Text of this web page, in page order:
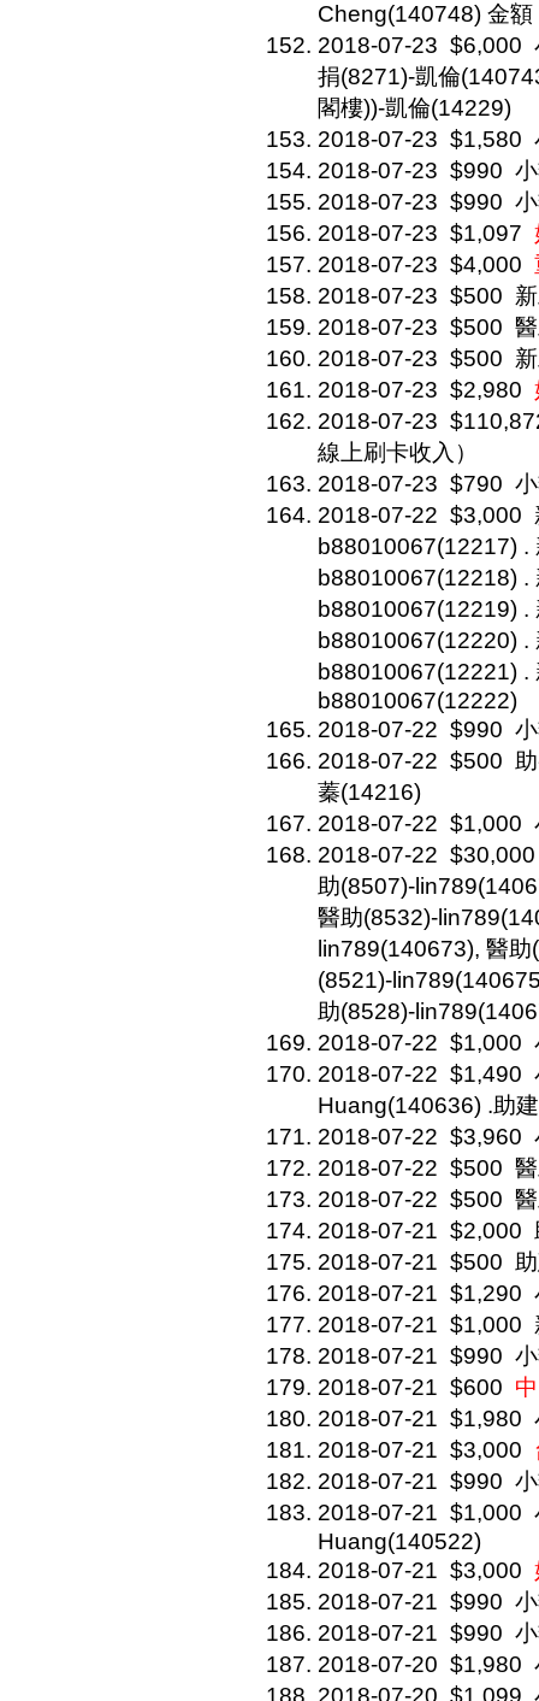
Cheng(140748) 金額
2018-07-23 $6,000
捐(8271)-凱倫
閣樓))-凱倫(14229)
2018-07-23 $1,580
2018-07-23 $990
2018-07-23 $990
2018-07-23 $1,097
2018-07-23 $4,000
2018-07-23 $500
2018-07-23 $500
2018-07-23 $500
2018-07-23 $2,980
2018-07-23
線上刷卡收入）
2018-07-23 $790
2018-07-22 $3,000
b88010067(12217) .
b88010067(12218) .
b88010067(12219) .
b88010067(12220) .
b88010067(12221) .
b88010067(12222)
2018-07-22 $990
2018-07-22 $500
蓁(14216)
2018-07-22 $1,000
2018-07-22 $30,000
助(8507)-
醫助(8532)-
lin789(140673), 醫
(8521)-
助(8528)-
2018-07-22 $1,000
2018-07-22 $1,490
Huang(140636) .助
2018-07-22 $3,960
2018-07-22 $500
2018-07-22 $500
2018-07-21 $2,000
2018-07-21 $500
2018-07-21 $1,290
2018-07-21 $1,000
2018-07-21 $990
2018-07-21 $600
2018-07-21 $1,980
2018-07-21 $3,000
2018-07-21 $990
2018-07-21 $1,000
Huang(140522)
2018-07-21 $3,000
2018-07-21 $990
2018-07-21 $990
2018-07-20 $1,980